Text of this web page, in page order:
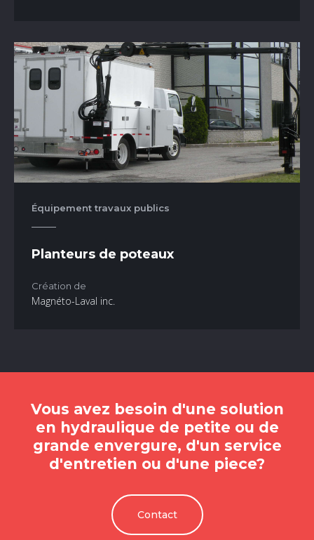
Équipement travaux publics
Planteurs de poteaux
Création de
Magnéto-Laval inc.
Vous avez besoin d'une solution
en hydraulique de petite ou de
grande envergure, d'un service
d'entretien ou d'une piece?
Contact